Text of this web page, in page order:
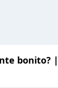
bonito?